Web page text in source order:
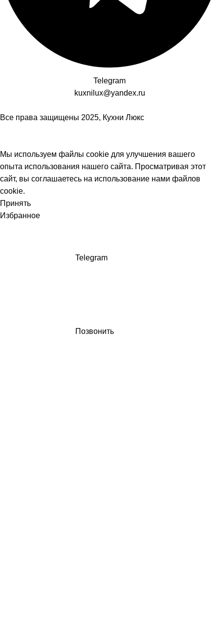
Telegram
kuxnilux@yandex.ru
Все права защищены 2025, Кухни Люкс
Мы используем файлы cookie для улучшения вашего
опыта использования нашего сайта. Просматривая этот
сайт, вы соглашаетесь на использование нами файлов
cookie.
Принять
Избранное
Telegram
Позвонить